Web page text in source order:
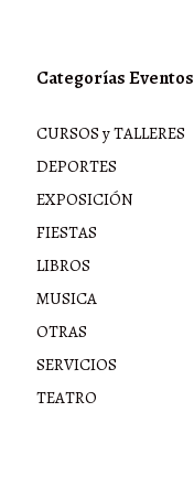
Categorías Eventos
CURSOS y TALLERES
DEPORTES
EXPOSICIÓN
FIESTAS
LIBROS
MUSICA
OTRAS
SERVICIOS
TEATRO